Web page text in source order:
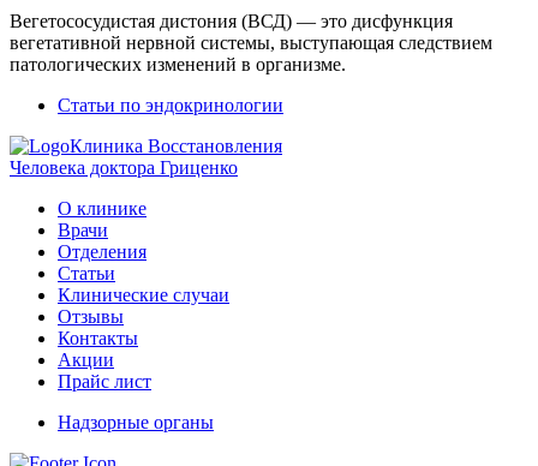
Вегетососудистая дистония (ВСД) — это дисфункция
вегетативной нервной системы, выступающая следствием
патологических изменений в организме.
Статьи по эндокринологии
Клиника Восстановления
Человека доктора Гриценко
О клинике
Врачи
Отделения
Статьи
Клинические случаи
Отзывы
Контакты
Акции
Прайс лист
Надзорные органы